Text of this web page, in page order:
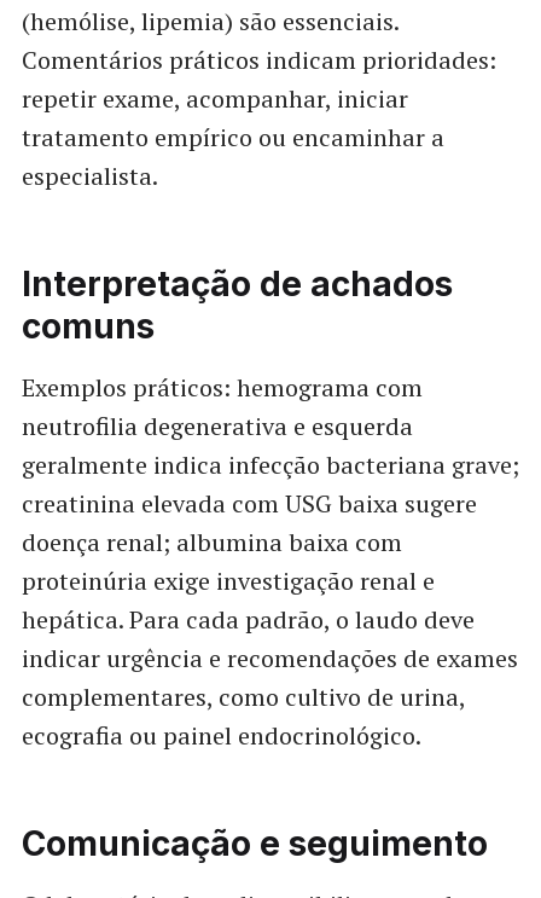
(hemólise, lipemia) são essenciais.
Comentários práticos indicam prioridades:
repetir exame, acompanhar, iniciar
tratamento empírico ou encaminhar a
especialista.
Interpretação de achados
comuns
Exemplos práticos: hemograma com
neutrofilia degenerativa e esquerda
geralmente indica infecção bacteriana grave;
creatinina elevada com USG baixa sugere
doença renal; albumina baixa com
proteinúria exige investigação renal e
hepática. Para cada padrão, o laudo deve
indicar urgência e recomendações de exames
complementares, como cultivo de urina,
ecografia ou painel endocrinológico.
Comunicação e seguimento